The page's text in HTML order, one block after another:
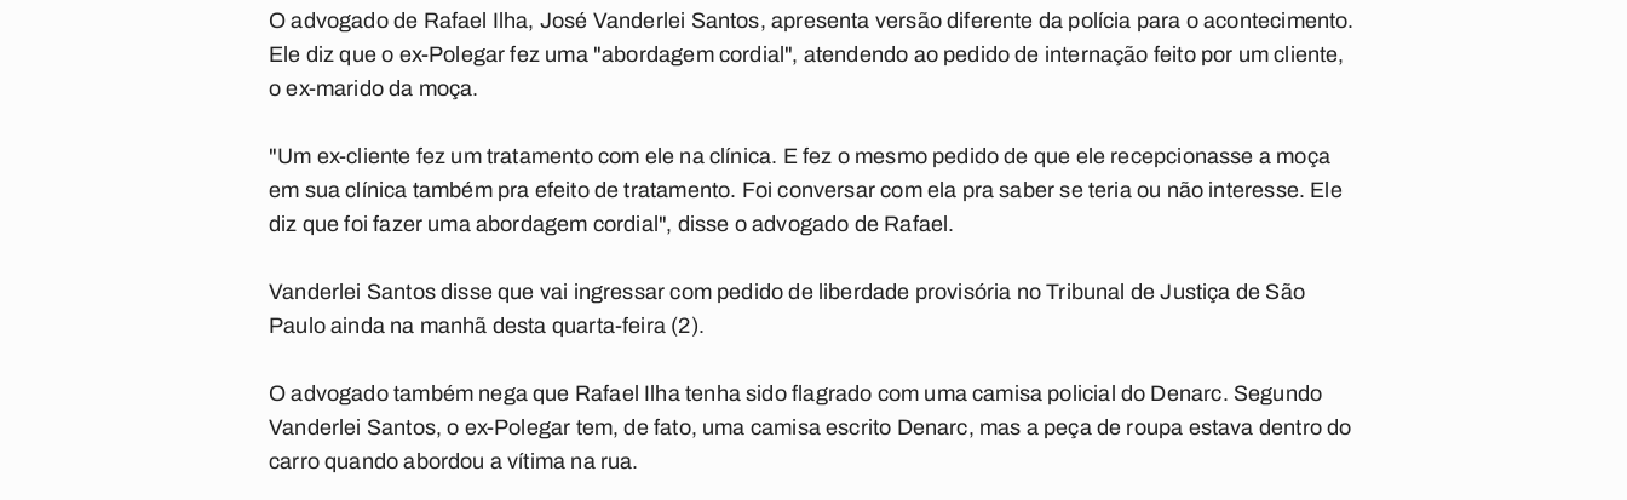
O advogado de Rafael Ilha, José Vanderlei Santos, apresenta versão diferente da polícia para o acontecimento.
Ele diz que o ex-Polegar fez uma "abordagem cordial", atendendo ao pedido de internação feito por um cliente,
o ex-marido da moça.
"Um ex-cliente fez um tratamento com ele na clínica. E fez o mesmo pedido de que ele recepcionasse a moça
em sua clínica também pra efeito de tratamento. Foi conversar com ela pra saber se teria ou não interesse. Ele
diz que foi fazer uma abordagem cordial", disse o advogado de Rafael.
Vanderlei Santos disse que vai ingressar com pedido de liberdade provisória no Tribunal de Justiça de São
Paulo ainda na manhã desta quarta-feira (2).
O advogado também nega que Rafael Ilha tenha sido flagrado com uma camisa policial do Denarc. Segundo
Vanderlei Santos, o ex-Polegar tem, de fato, uma camisa escrito Denarc, mas a peça de roupa estava dentro do
carro quando abordou a vítima na rua.